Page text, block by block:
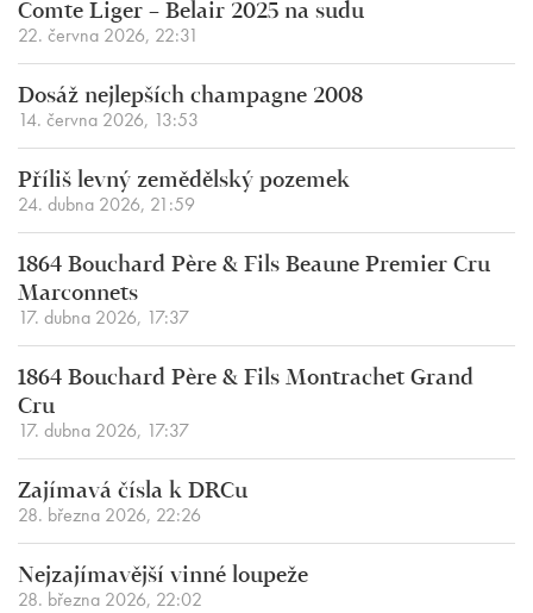
Comte Liger – Belair 2025 na sudu
22. června 2026, 22:31
Dosáž nejlepších champagne 2008
14. června 2026, 13:53
Příliš levný zemědělský pozemek
24. dubna 2026, 21:59
1864 Bouchard Père & Fils Beaune Premier Cru
Marconnets
17. dubna 2026, 17:37
1864 Bouchard Père & Fils Montrachet Grand
Cru
17. dubna 2026, 17:37
Zajímavá čísla k DRCu
28. března 2026, 22:26
Nejzajímavější vinné loupeže
28. března 2026, 22:02